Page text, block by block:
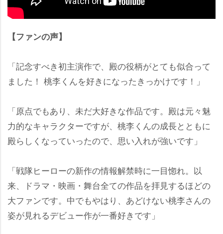
【ファンの声】
「記念すべき初主演作で、殿の役柄がとても似合って
ました！ 桃李くんを好きになったきっかけです！」
「原点でもあり、未だ大好きな作品です。殿は元々魅
力的なキャラクターですが、桃李くんの成長とともに
殿らしくなっていったので、思い入れが強いです」
「戦隊ヒーローの新作の情報解禁時に一目惚れ。以
来、ドラマ・映画・舞台全ての作品を拝見するほどの
大ファンです。中でもやはり、あどけない桃李さんの
姿が見れるデビュー作が一番好きです」